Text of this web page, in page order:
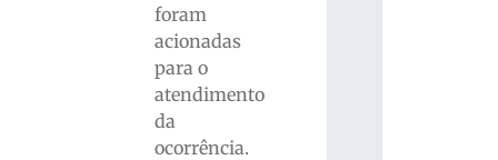
foram
acionadas
para o
atendimento
da
ocorrência.